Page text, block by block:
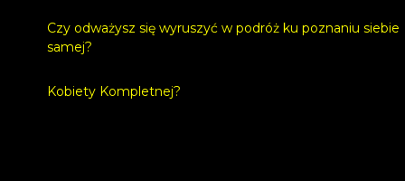
Czy odważysz się wyruszyć w podróż ku poznaniu siebie
samej?
Kobiety Kompletnej?